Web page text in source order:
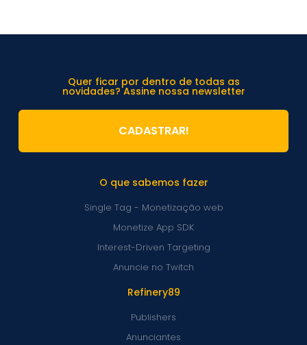
Refinery89
Publishers
Anunciantes
O que sabemos fazer
Single Tag - Monetização web
Monetize App SDK
Interest-Driven Targeting
Anuncie no Twitch
Quer ficar por dentro de todas as
novidades? Assine nossa newsletter
CADASTRAR!